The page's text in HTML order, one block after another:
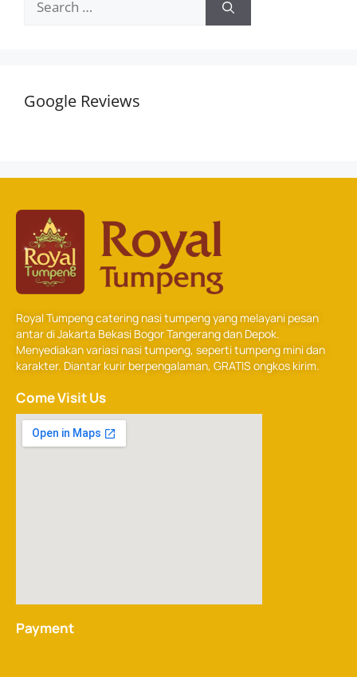
Google Reviews
Royal Tumpeng catering nasi tumpeng yang melayani pesan
antar di Jakarta Bekasi Bogor Tangerang dan Depok.
Menyediakan variasi nasi tumpeng, seperti tumpeng mini dan
karakter. Diantar kurir berpengalaman, GRATIS ongkos kirim.
Come Visit Us
Payment